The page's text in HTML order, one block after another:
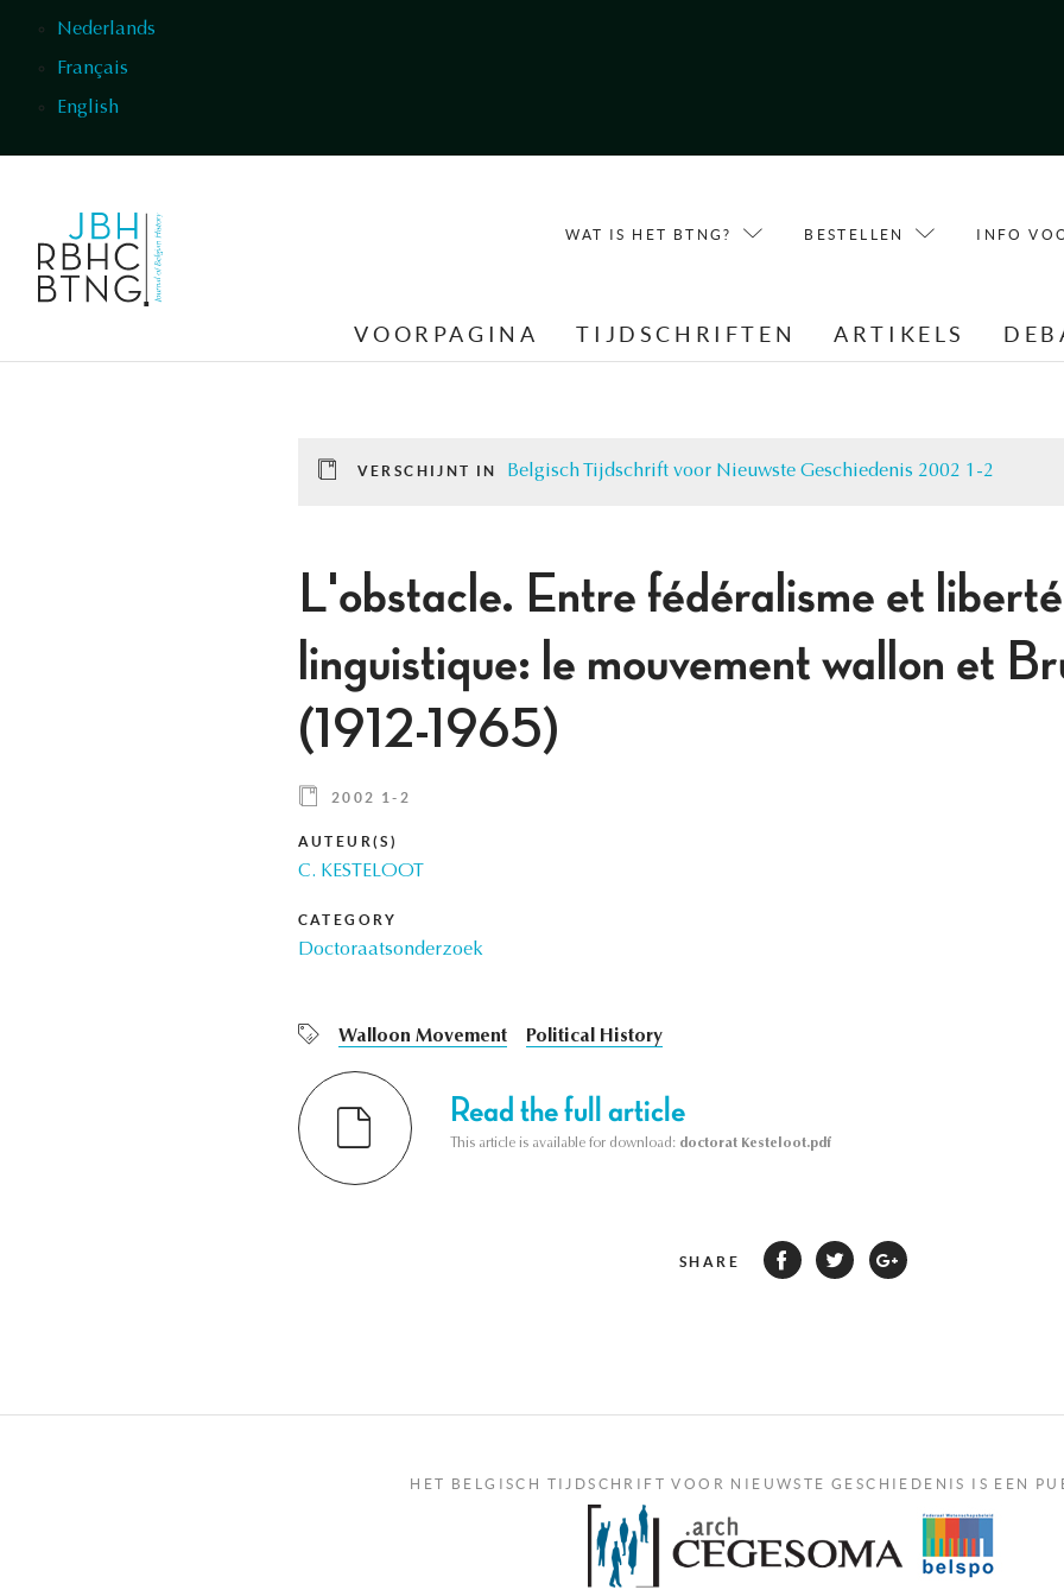
Nederlands
Français
English
WAT IS HET BTNG? BESTELLEN INFO
VOORPAGINA TIJDSCHRIFTEN ARTIKELS
VERSCHIJNT IN Belgisch Tijdschrift voor Nieuwste Geschiedenis 2002 1-2
L'obstacle. Entre fédéralisme et liberté
linguistique: le mouvement wallon et
(1912-1965)
2002 1-2
AUTEUR(S)
C. KESTELOOT
CATEGORY
Doctoraatsonderzoek
Walloon Movement Political History
Read the full article
This article is available for download: doctorat Kesteloot.pdf
SHARE
HET BELGISCH TIJDSCHRIFT VOOR NIEUWSTE GESCHIEDENIS IS EEN